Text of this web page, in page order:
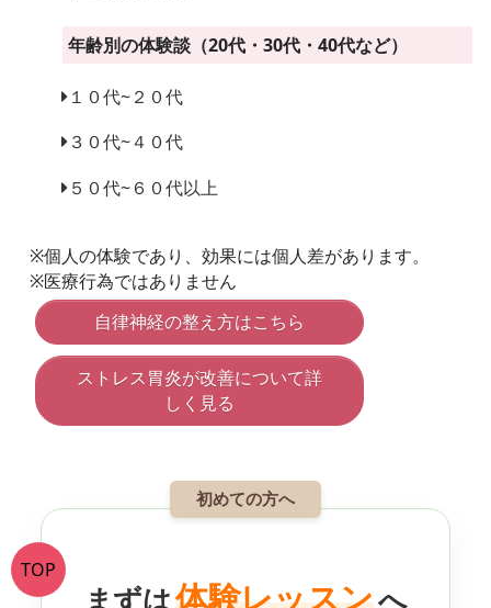
年齢別の体験談（20代・30代・40代など）
１０代~２０代
３０代~４０代
５０代~６０代以上
※個人の体験であり、効果には個人差があります。
※医療行為ではありません
自律神経の整え方はこちら
ストレス胃炎が改善について詳
しく見る
初めての方へ
まずは体験レッスンへ
TOP